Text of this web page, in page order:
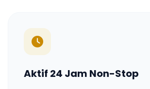
Aktif 24 Jam Non-Stop